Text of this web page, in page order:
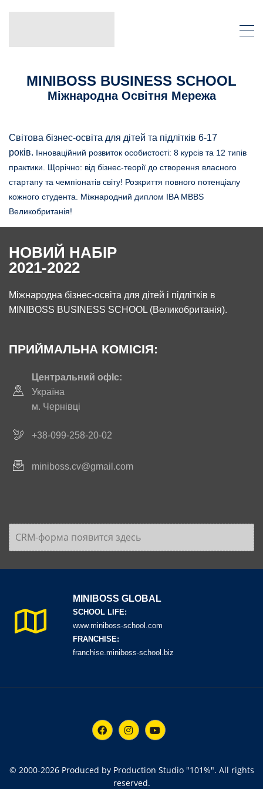
MINIBOSS BUSINESS SCHOOL
Міжнародна Освітня Мережа
Світова бізнес-освіта для дітей та підлітків 6-17
років. Інноваційний розвиток особистості: 8 курсів та 12 типів
практики. Щорічно: від бізнес-теорії до створення власного
стартапу та чемпіонатів світу! Розкриття повного потенціалу
кожного студента. Міжнародний диплом IBA MBBS
Великобританія!
НОВИЙ НАБІР
2021-2022
Міжнародна бізнес-освіта для дітей і підлітків в
MINIBOSS BUSINESS SCHOOL (Великобританія).
ПРИЙМАЛЬНА КОМІСІЯ:
Центральний офІс:
Україна
м. Чернівці
+38-099-258-20-02
miniboss.cv@gmail.com
CRM-форма появится здесь
MINIBOSS GLOBAL
SCHOOL LIFE:
www.miniboss-school.com
FRANCHISE:
franchise.miniboss-school.biz
© 2000-2026Produced by Production Studio "101%". All rights
reserved.